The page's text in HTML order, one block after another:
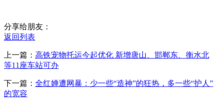
分享给朋友：
返回列表
上一篇： 高铁宠物托运今起优化 新增唐山、邯郸东、衡水北
等11座车站可办
下一篇： 全红婵遭网暴：少一些“造神”的狂热，多一些“护人”
的宽容